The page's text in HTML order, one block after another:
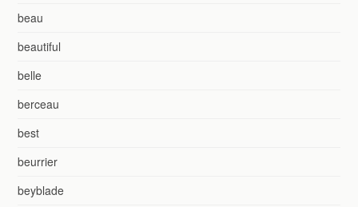
beau
beautiful
belle
berceau
best
beurrier
beyblade